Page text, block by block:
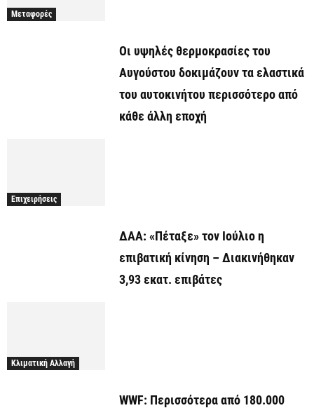
Μεταφορές
Οι υψηλές θερμοκρασίες του
Αυγούστου δοκιμάζουν τα ελαστικά
του αυτοκινήτου περισσότερο από
κάθε άλλη εποχή
Επιχειρήσεις
ΔΑΑ: «Πέταξε» τον Ιούλιο η
επιβατική κίνηση – Διακινήθηκαν
3,93 εκατ. επιβάτες
Κλιματική Αλλαγή
WWF: Περισσότερα από 180.000